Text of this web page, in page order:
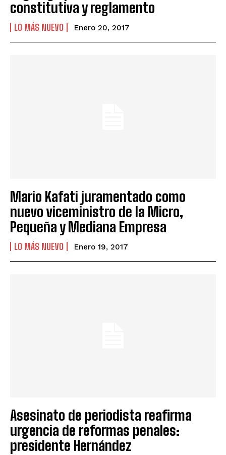
constitutiva y reglamento
LO MÁS NUEVO Enero 20, 2017
Mario Kafati juramentado como
nuevo viceministro de la Micro,
Pequeña y Mediana Empresa
LO MÁS NUEVO Enero 19, 2017
Asesinato de periodista reafirma
urgencia de reformas penales:
presidente Hernández